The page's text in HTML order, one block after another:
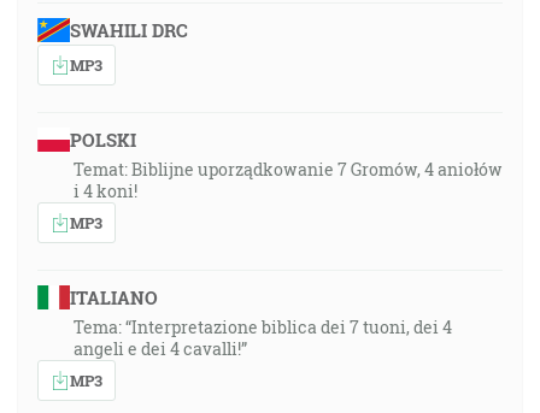
SWAHILI DRC
MP3
POLSKI
Temat: Biblijne uporządkowanie 7 Gromów, 4 aniołów
i 4 koni!
MP3
ITALIANO
Tema: “Interpretazione biblica dei 7 tuoni, dei 4
angeli e dei 4 cavalli!”
MP3